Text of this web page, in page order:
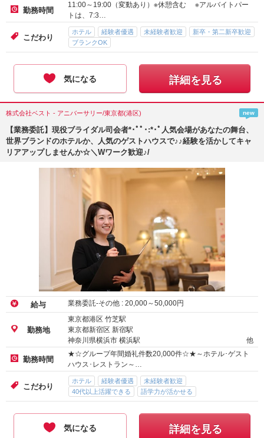
勤務時間
11:00～19:00（変動あり）※休憩含む ※アルバイトパー
トは、7:3…
こだわり
ホテル 経験者優遇 未経験者歓迎
新卒・第二新卒歓迎
ブランクOK
気になる 詳細を見る
株式会社ベスト - アニバーサリー/東京都(港区) new
【業務委託】現役ブライダル司会者*･ﾟﾟ･:*･ﾟ人気会場があなたの舞台、
世界ブランドのホテルか、人気のゲストハウスで♪♪経験を活かしてキャ
リアアップしませんか☆＼Wワーク歓迎♪/
給与 業務委託-その他 : 20,000～50,000円
勤務地
東京都港区 竹芝駅
東京都新宿区 新宿駅
神奈川県横浜市 横浜駅
他
勤務時間
★☆グループ年間婚礼件数20,000件☆★～ホテル･ゲスト
ハウス･レストラン～…
こだわり
ホテル 経験者優遇
未経験者歓迎
40代以上活躍できる
語学力が活かせる
気になる 詳細を見る